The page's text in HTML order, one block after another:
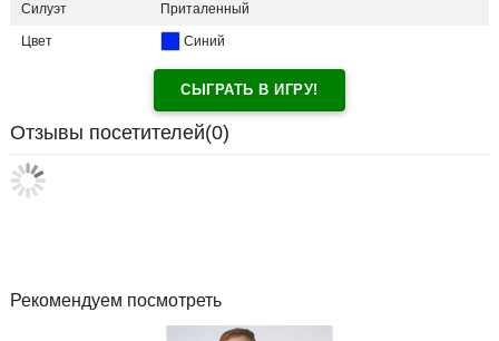
Силуэт Приталенный
Цвет Синий
СЫГРАТЬ В ИГРУ!
Отзывы посетителей(0)
Рекомендуем посмотреть